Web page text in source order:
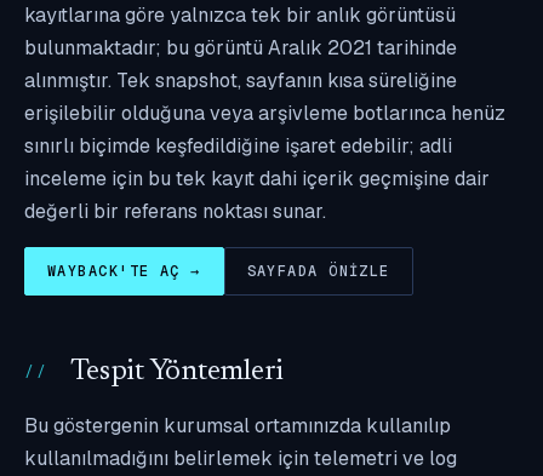
kayıtlarına göre yalnızca tek bir anlık görüntüsü
bulunmaktadır; bu görüntü Aralık 2021 tarihinde
alınmıştır. Tek snapshot, sayfanın kısa süreliğine
erişilebilir olduğuna veya arşivleme botlarınca henüz
sınırlı biçimde keşfedildiğine işaret edebilir; adli
inceleme için bu tek kayıt dahi içerik geçmişine dair
değerli bir referans noktası sunar.
WAYBACK'TE AÇ → SAYFADA ÖNIZLE
Tespit Yöntemleri
Bu göstergenin kurumsal ortamınızda kullanılıp
kullanılmadığını belirlemek için telemetri ve log